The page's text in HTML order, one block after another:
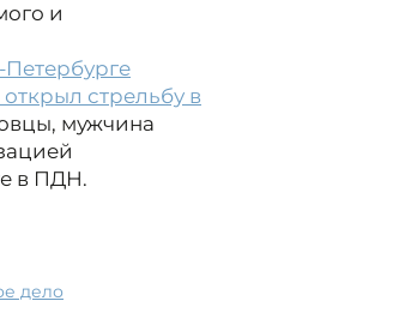
и
стрельбу в
мужчина
в ПДН.
дело